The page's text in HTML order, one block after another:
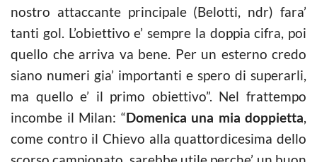
nostro attaccante principale (Belotti, ndr) fara’
tanti gol. L’obiettivo e’ sempre la doppia cifra, poi
quello che arriva va bene. Per un esterno credo
siano numeri gia’ importanti e spero di superarli,
ma quello e’ il primo obiettivo”. Nel frattempo
incombe il Milan: “Domenica una mia doppietta,
come contro il Chievo alla quattordicesima dello